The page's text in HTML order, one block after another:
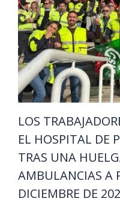
LOS
EL HOSPITAL DE
TRAS UNA
AMBULANCIAS A
DICIEMBRE DE